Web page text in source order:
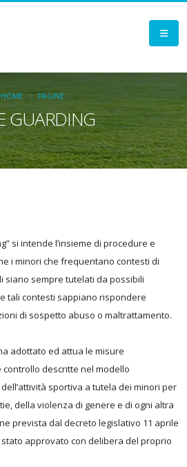
GUARDING
HOME PAGINE
si intende l’insieme di procedure e
i minori che frequentano contesti di
siano sempre tutelati da possibili
tali contesti sappiano rispondere
di sospetto abuso o maltrattamento.
adottato ed attua le misure
descritte nel modello
sportiva a tutela dei minori per
della violenza di genere e di ogni altra
prevista dal decreto legislativo 11 aprile
stato approvato con delibera del proprio